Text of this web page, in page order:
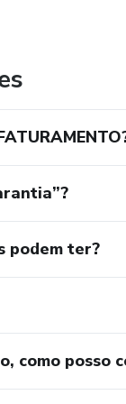
podem ter?
como posso